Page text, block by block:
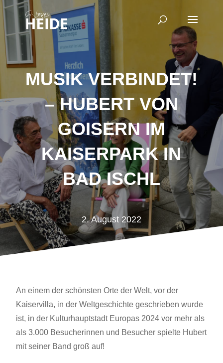
MUSIK VERBINDET!
– HUBERT VON
GOISERN IM
KAISERPARK IN
BAD ISCHL
2. August 2022
An einem der schönsten Orte der Welt, vor der
Kaiservilla, in der Weltgeschichte geschrieben wurde
ist, in der Kulturhauptstadt Europas 2024 vor mehr als
als 3.000 Besucherinnen und Besucher spielte Hubert
mit seiner Band groß auf!